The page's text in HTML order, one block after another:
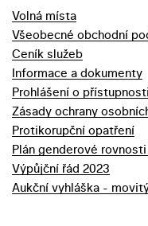
Volná místa
Všeobecné obchodní
Ceník služeb
Informace a dokumenty
Prohlášení o přístupnosti
Zásady ochrany
Protikorupční opatření
Plán genderové rovnosti
Výpůjční řád 2023
Aukční vyhláška -